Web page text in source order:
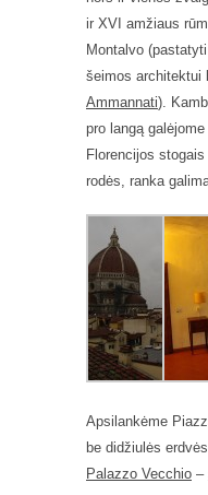
ir XVI amžiaus
Montalvo
šeimos architektui
Ammannati).
pro langą
Florencijos
rodės, ranka
Apsilankėme
be didžiulės
Palazzo Vecchio –